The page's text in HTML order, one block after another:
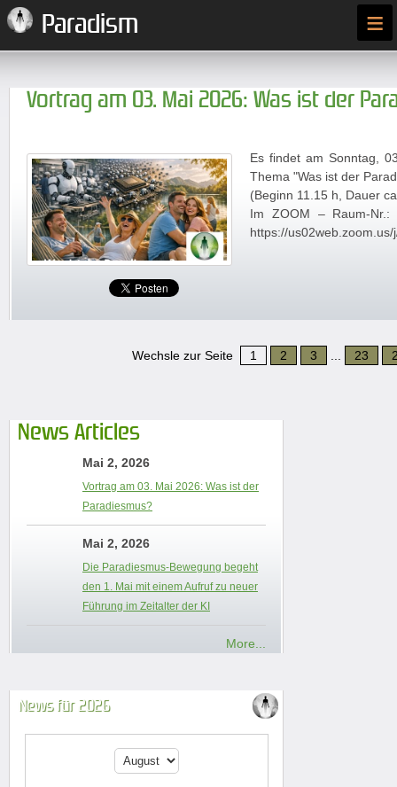
Paradism ≡
Vortrag am 03. Mai 2026: Was ist der
Es findet am Sonntag,
Thema "Was ist der
(Beginn 11.15 h, Dauer
Im ZOOM – Raum-
https://
Wechsle zur Seite 1 2 3 23
News Articles
Mai 2, 2026
Vortrag am 03. Mai 2026: Was ist der
Paradiesmus?
Mai 2, 2026
Die Paradiesmus-Bewegung begeht
den 1. Mai mit einem Aufruf zu neuer
Führung im Zeitalter der KI
More...
News für 2026